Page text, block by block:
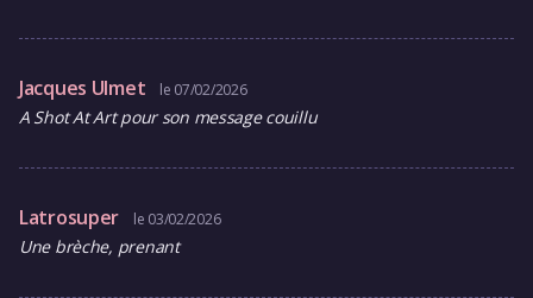
Jacques Ulmet le 07/02/2026
A Shot At Art pour son message couillu
Latrosuper le 03/02/2026
Une brèche, prenant